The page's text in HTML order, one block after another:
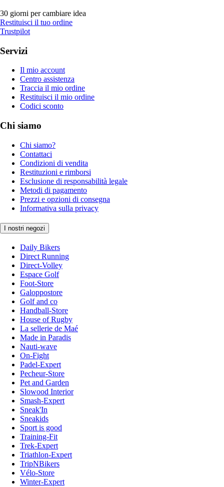
30 giorni per cambiare idea
Restituisci il tuo ordine
Trustpilot
Servizi
Il mio account
Centro assistenza
Traccia il mio ordine
Restituisci il mio ordine
Codici sconto
Chi siamo
Chi siamo?
Contattaci
Condizioni di vendita
Restituzioni e rimborsi
Esclusione di responsabilità legale
Metodi di pagamento
Prezzi e opzioni di consegna
Informativa sulla privacy
I nostri negozi
Daily Bikers
Direct Running
Direct-Volley
Espace Golf
Foot-Store
Galoppostore
Golf and co
Handball-Store
House of Rugby
La sellerie de Maé
Made in Paradis
Nauti-wave
On-Fight
Padel-Expert
Pecheur-Store
Pet and Garden
Slowood Interior
Smash-Expert
Sneak'In
Sneakids
Sport is good
Training-Fit
Trek-Expert
Triathlon-Expert
TripNBikers
Vélo-Store
Winter-Expert